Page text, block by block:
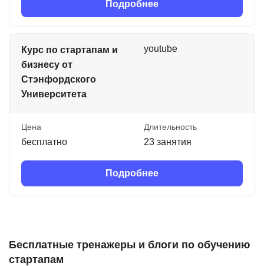
Подробнее
Курс по стартапам и
бизнесу от
Стэнфордского
Университета
youtube
Цена
бесплатно
Длительность
23 занятия
Подробнее
Бесплатные тренажеры и блоги по обучению
стартапам